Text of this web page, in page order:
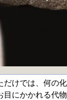
けでは、何の
にかかれる代